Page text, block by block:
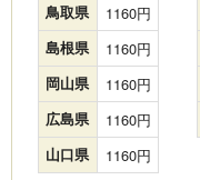
鳥取県 1160
島根県 1160
岡山県 1160
広島県 1160
山口県 1160